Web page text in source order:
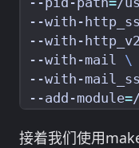
--with-
--with-
--with-mail
--with-
--add-module=
接着我们使用